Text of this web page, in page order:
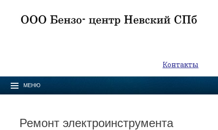
Контакты
МЕНЮ
Ремонт электроинструмента